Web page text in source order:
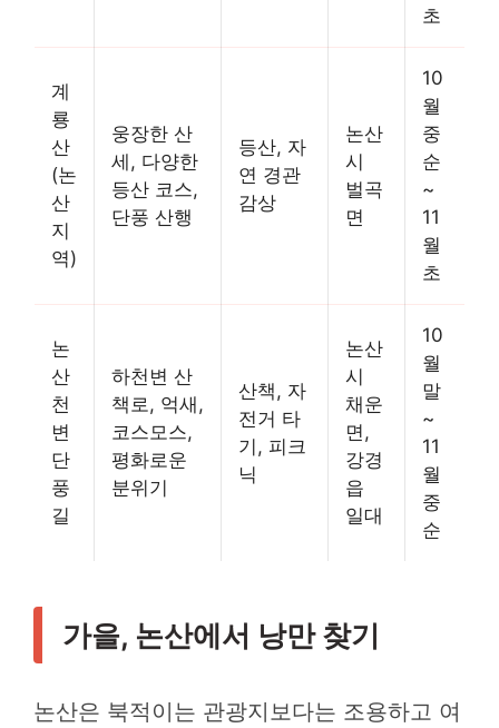
초
계
룡
산
(논
산
지
역)
웅장한 산
세, 다양한
등산 코스,
단풍 산행
등산, 자
연 경관
감상
논산
시
벌곡
면
10
월
중
순
~
11
월
초
논
산
천
변
단
풍
길
하천변 산
책로, 억새,
코스모스,
평화로운
분위기
산책, 자
전거 타
기, 피크
닉
논산
시
채운
면,
강경
읍
일대
10
월
말
~
11
월
중
순
가을, 논산에서 낭만 찾기
논산은 북적이는 관광지보다는 조용하고 여